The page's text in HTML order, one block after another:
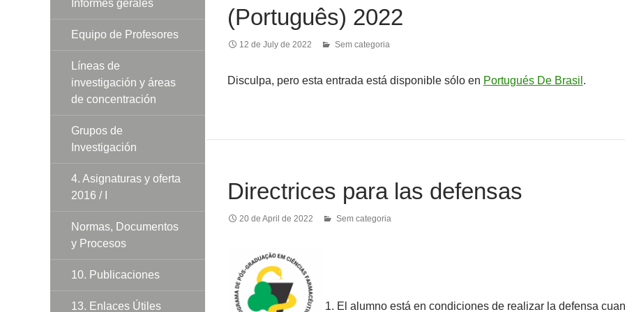
(Português) 2022
12 de July de 2022 Sem categoria
Disculpa, pero esta entrada está disponible sólo en Portugués De Brasil .
Directrices para las defensas
20 de April de 2022 Sem categoria
1. El alumno está en condiciones de realizar la defensa
Informes gerales
Equipo de Profesores
Líneas de
investigación y áreas
de concentración
Grupos de
Investigación
4. Asignaturas y oferta
2016 / I
Normas, Documentos
y Procesos
10. Publicaciones
13. Enlaces Útiles